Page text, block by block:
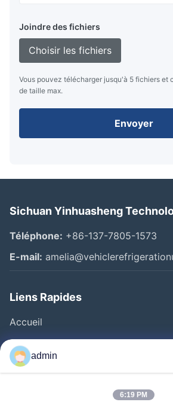
Joindre des fichiers
Choisir les fichiers
Vous pouvez télécharger jusqu'à 5 fichiers et
de taille max.
Envoyer
Sichuan Yinhuasheng
Téléphone: +86-137-7805-1573
E-mail:
Liens Rapides
Accueil
Produits
Vidéos
admin
6:19 PM